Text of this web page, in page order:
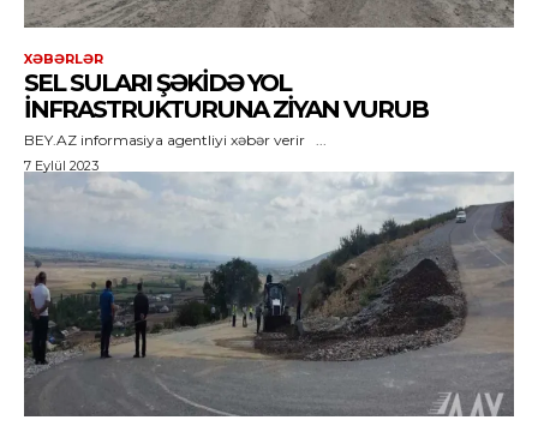
XƏBƏRLƏR
SEL SULARI ŞƏKIDƏ YOL
INFRASTRUKTURUNA ZIYAN VURUB
BEY.AZ informasiya agentliyi xəbər verir ...
7 Eylül 2023